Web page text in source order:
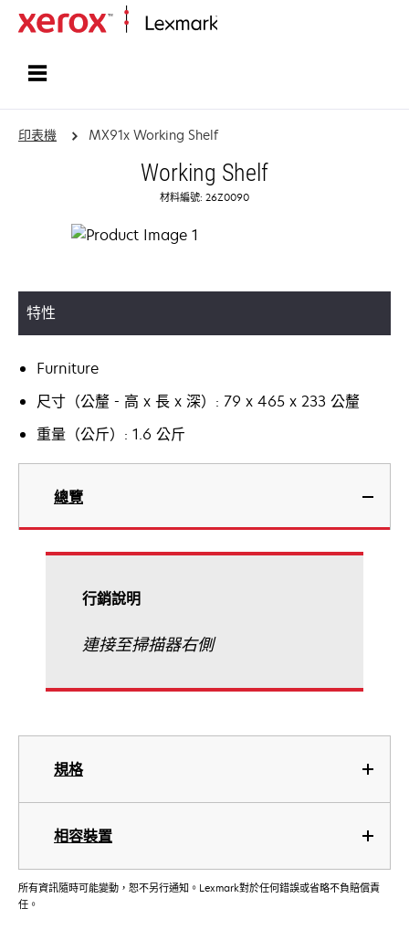
印表機 MX91x Working Shelf
Working Shelf
材料編號: 26Z0090
特性
Furniture
尺寸（公釐 - 高 x 長 x 深）: 79 x 465 x 233 公釐
重量（公斤）: 1.6 公斤
總覽
規格
相容裝置
行銷說明
連接至掃描器右側
所有資訊隨時可能變動，恕不另行通知。Lexmark對於任何錯誤或省略不負賠償責
任。